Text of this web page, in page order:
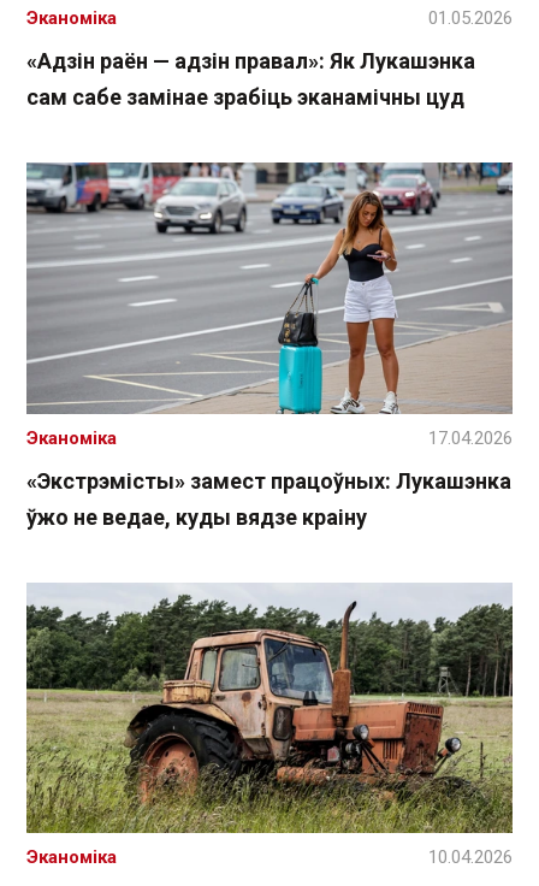
«Адзін раён — адзін правал»: Як Лукашэнка
сам сабе замінае зрабіць эканамічны цуд
Эканоміка 01.05.2026
«Экстрэмісты» замест працоўных: Лукашэнка
ўжо не ведае, куды вядзе краіну
Эканоміка 17.04.2026
Эканоміка 10.04.2026